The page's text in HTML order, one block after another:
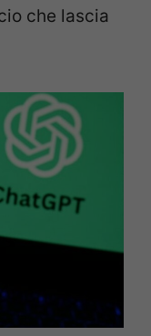
che lascia